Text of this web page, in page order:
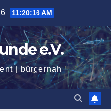
11:20:18 AM
e.V.
| bürgernah